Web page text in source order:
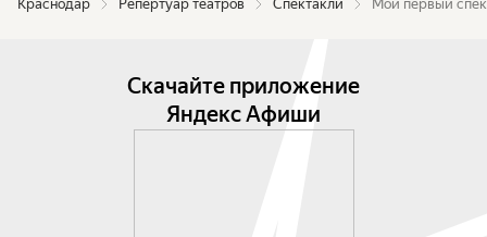
Краснодар Репертуар театров Спектакли Мой первый
Скачайте приложение
Яндекс Афиши